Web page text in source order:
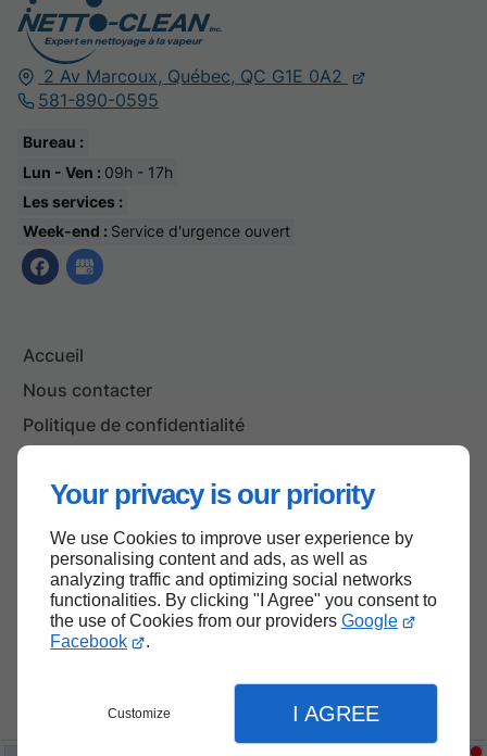
Your privacy is our priority
We use Cookies to improve user experience by
personalising content and ads, as well as
analyzing traffic and optimizing social networks
functionalities. By clicking "I Agree" you consent to
the use of Cookies from our providers Google
Facebook
.
Customize I AGREE
2 Av Marcoux, Québec, QC G1E 0A2
581-890-0595
Bureau :
Lun - Ven : 09h - 17h
Les services :
Week-end : Service d'urgence ouvert
Accueil
Nous contacter
Politique de confidentialité
Haut de page